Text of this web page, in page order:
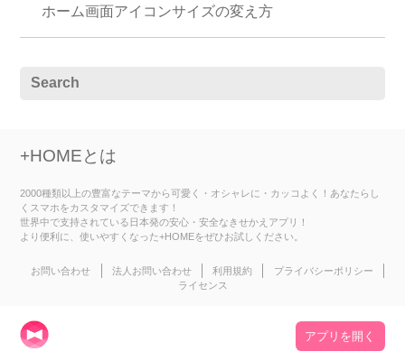
ホーム画面アイコンサイズの変え方
+HOMEとは
2000種類以上の豊富なテーマから可愛く・オシャレに・カッコよく！あなたらし
くスマホをカスタマイズできます！
世界中で支持されている日本発の安心・安全なきせかえアプリ！
より便利に、使いやすくなった+HOMEをぜひお試しください。
お問い合わせ 法人お問い合わせ 利用規約
プライバシーポリシー
ライセンス
アプリを開く